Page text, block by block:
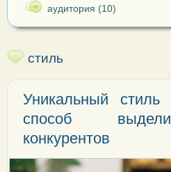
аудитория (10)
стиль
Уникальный стиль
способ
конкурентов